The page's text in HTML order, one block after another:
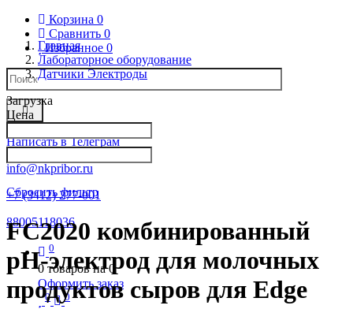
Корзина 0
Сравнить 0
Избранное 0
Написать в Телеграм
info@nkpribor.ru
+7 (3412) 277-001
88005118036
0
0 товаров на0
Оформить заказ
0 0
Главная
Лабораторное оборудование
Датчики Электроды
Загрузка
Цена
Сбросить фильтр
FC2020 комбинированный
рН-электрод для молочных
продуктов сыров для Edge